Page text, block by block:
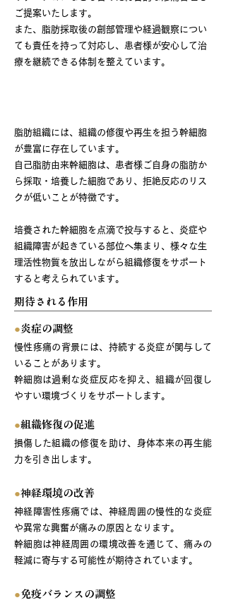
ご提案いたします。
また、脂肪採取後の創部管理や経過観察につい
ても責任を持って対応し、患者様が安心して治
療を継続できる体制を整えています。
脂肪組織には、組織の修復や再生を担う幹細胞
が豊富に存在しています。
自己脂肪由来幹細胞は、患者様ご自身の脂肪か
ら採取・培養した細胞であり、拒絶反応のリス
クが低いことが特徴です。
培養された幹細胞を点滴で投与すると、炎症や
組織障害が起きている部位へ集まり、様々な生
理活性物質を放出しながら組織修復をサポート
すると考えられています。
期待される作用
●炎症の調整
慢性疼痛の背景には、持続する炎症が関与して
いることがあります。
幹細胞は過剰な炎症反応を抑え、組織が回復し
やすい環境づくりをサポートします。
●組織修復の促進
損傷した組織の修復を助け、身体本来の再生能
力を引き出します。
●神経環境の改善
神経障害性疼痛では、神経周囲の慢性的な炎症
や異常な興奮が痛みの原因となります。
幹細胞は神経周囲の環境改善を通じて、痛みの
軽減に寄与する可能性が期待されています。
●免疫バランスの調整